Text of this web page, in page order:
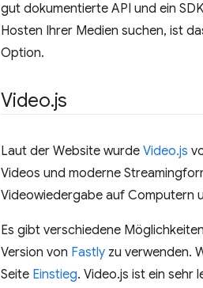
gut dokumentierte API und ein
Hosten Ihrer Medien suchen, ist
Option.
Video.js
Laut der Website wurde Video.js
Videos und moderne
Videowiedergabe auf Computern
Es gibt verschiedene
Version von Fastly zu verwenden.
Seite Einstieg. Video.js ist ein sehr